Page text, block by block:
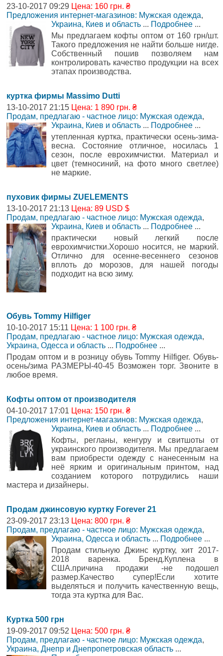
23-10-2017 09:29 Цена: 160 грн. ₴
Предложения интернет-магазинов: Мужская одежда,
Украина, Киев и область ... Подробнее ...
Мы предлагаем кофты оптом от 160 грн/шт.
Такого предложения не найти больше нигде.
Собственный пошив позволяем нам
контролировать качество продукции на всех
этапах производства.
куртка фирмы Massimo Dutti
13-10-2017 21:15 Цена: 1 890 грн. ₴
Продам, предлагаю - частное лицо: Мужская одежда,
Украина, Киев и область ... Подробнее ...
утепленная куртка, практически осень-зима-
весна. Состояние отличное, носилась 1
сезон, после еврохимчистки. Материал и
цвет (темносиний, на фото много светлее)
не маркие.
пуховик фирмы ZUELEMENTS
13-10-2017 21:13 Цена: 89 USD $
Продам, предлагаю - частное лицо: Мужская одежда,
Украина, Киев и область ... Подробнее ...
практически новый легкий после
еврохимчистки.Хорошо носится, не маркий.
Отлично для осенне-весеннего сезонов
вплоть до морозов, для нашей погоды
подходит на всю зиму.
Обувь Tommy Hilfiger
10-10-2017 15:11 Цена: 1 100 грн. ₴
Продам, предлагаю - частное лицо: Мужская одежда,
Украина, Одесса и область ... Подробнее ...
Продам оптом и в розницу обувь Tommy Hilfiger. Обувь-
осень/зима РАЗМЕРЫ-40-45 Возможен торг. Звоните в
любое время.
Кофты оптом от производителя
04-10-2017 17:01 Цена: 150 грн. ₴
Предложения интернет-магазинов: Мужская одежда,
Украина, Киев и область ... Подробнее ...
Кофты, регланы, кенгуру и свитшоты от
украинского производителя. Мы предлагаем
вам приобрести одежду с нанесенным на
неё ярким и оригинальным принтом, над
созданием которого потрудились наши
мастера и дизайнеры.
Продам джинсовую куртку Forever 21
23-09-2017 23:13 Цена: 800 грн. ₴
Продам, предлагаю - частное лицо: Мужская одежда,
Украина, Одесса и область ... Подробнее ...
Продам стильную Джинс куртку, хит 2017-
2018 варенка. Бренд.Куплена в
США.причина продажи -не подошел
размер.Качество супер!Если хотите
выделяться и получить качественную вещь,
тогда эта куртка для Вас.
Куртка 500 грн
19-09-2017 09:52 Цена: 500 грн. ₴
Продам, предлагаю - частное лицо: Мужская одежда,
Украина, Днепр и Днепропетровская область ...